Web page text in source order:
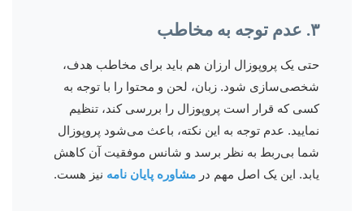
۳. عدم توجه به مخاطب
حتی یک پروپوزال ارزان هم باید برای مخاطب هدف،
شخصی‌سازی شود. زبان، لحن و محتوا را با توجه به
کسی که قرار است پروپوزال را بررسی کند، تنظیم
نمایید. عدم توجه به این نکته، باعث می‌شود پروپوزال
شما بی‌ربط به نظر برسد و شانس موفقیت آن کاهش
یابد. این یک اصل مهم در مشاوره پایان نامه نیز هست.